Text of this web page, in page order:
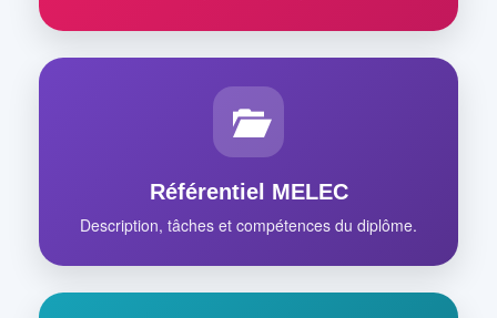
Référentiel MELEC
Description, tâches et compétences du diplôme.